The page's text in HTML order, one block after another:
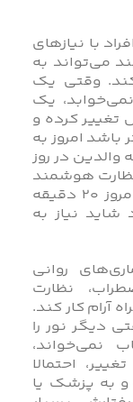
با نیازهای
می‌تواند به
وقتی یک
یک
کرده و
امروز به
در روز
هوشمند
می‌تواند به آن‌ها بگوید فرزندتان امروز ۲۰ دقیقه
نیاز به
روانی
نظارت
آرام کار کند.
دیگر نور را
نمی‌خواند،
احتمالا
به پزشک یا